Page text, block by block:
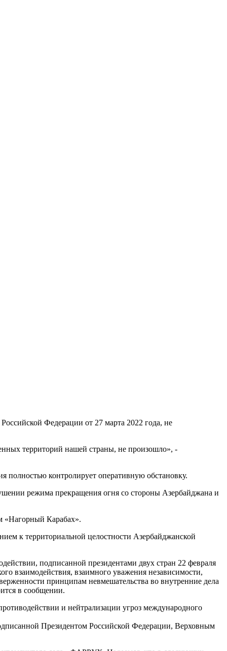
Федерации от 27 марта 2022 года, не
территорий нашей страны, не произошло», -
контролирует оперативную обстановку.
режима прекращения огня со стороны Азербайджана и
«Нагорный Карабах».
к территориальной целостности Азербайджанской
подписанной президентами двух стран 22 февраля
взаимодействия, взаимного уважения независимости,
принципам невмешательства во внутренние дела
в сообщении.
и нейтрализации угроз международного
Президентом Российской Федерации, Верховным